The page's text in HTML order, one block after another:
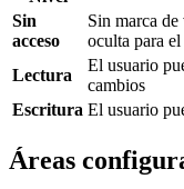
Sin
acceso
Sin marca
oculta para
Lectura
El usuario
cambios
Escritura El usuario
Áreas